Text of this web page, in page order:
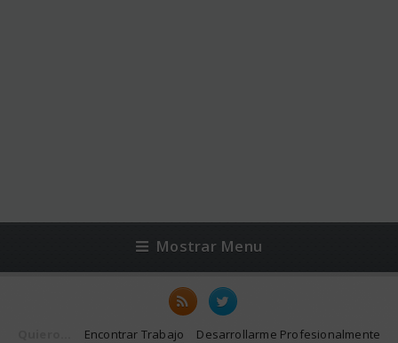
Mostrar Menu
Encontrar Trabajo
Desarrollarme Profesionalmente